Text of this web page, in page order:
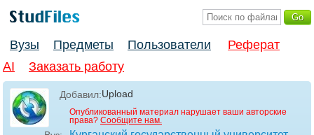
Вузы Предметы Пользователи
Реферат
AI
Заказать работу
Добавил:Upload
Опубликованный материал нарушает ваши авторские
права? Сообщите нам.